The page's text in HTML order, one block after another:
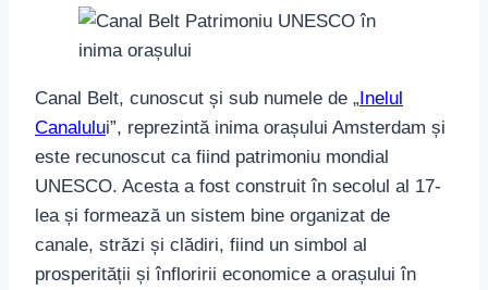
Canal Belt, cunoscut și sub numele de „ Inelul
Canalului”, reprezintă inima orașului Amsterdam și
este recunoscut ca fiind patrimoniu mondial
UNESCO. Acesta a fost construit în secolul al 17-
lea și formează un sistem bine organizat de
canale, străzi și clădiri, fiind un simbol al
prosperității și înfloririi economice a orașului în